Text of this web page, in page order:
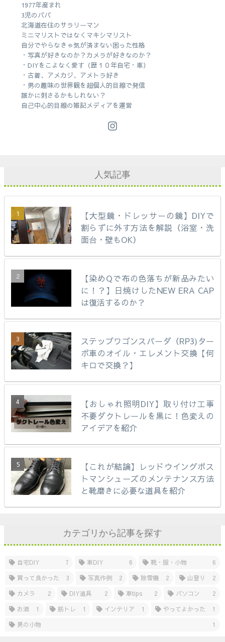
1977年産まれ
3児のパパ
北海道在住のサラリーマン
ミニマリストではなくマキシマリスト
自分でやらなきゃ気が済まない困った性格
・写真が好きなのか？カメラが好きなのか？
・DIYをこよなく愛す（歴１０年自宅・車）
・古着、アメカジ、アメトラ好き
・男の趣味の世界観を超個人的目線で発信
誰かに刺さるかもしれない？
自己中心的目線の雑記メディアを運営
人気記事
【大型鏡・ドレッサーの鏡】DIYで
割らずに外す方法を解説（浴室・洗
面台・壁もOK）
【染めQで布の色落ちが新品みたい
に！？】日焼けしたNEW ERA CAP
は復活するのか？
ステップワゴンスパーダ（RP3)ター
ボ車のオイル・エレメント交換【何
キロで交換？】
【おしゃれ照明DIY】取り付け工事
不要ダクトレールを黒に！色変えの
アイデアを紹介
【これが結論】レッドウイングポス
トマンシューズのメンテナンス方法
と靴磨きに必要な道具を紹介
カテゴリから記事を探す
自宅DIY 7 車DIY 6 靴・服・小物
6
買って良かった
3 写真作例 2 除雪機 2 山登り
2
カメラ
2 DIY道具 2 車tips 2 パソコン
2
お酒
1 筋トレ 1 インテリア 1 やってよかった
1
男の小物
1